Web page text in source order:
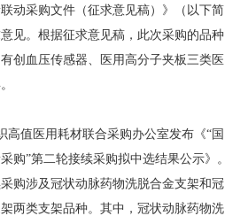
动采购文件（征求意见稿）》（以下简
见。根据征求意见稿，此次采购的品种
创血压传感器、医用高分子夹板三类医
值医用耗材联合采购办公室发布《“国
购”第二轮接续采购拟中选结果公示》。
购涉及冠状动脉药物洗脱合金支架和冠
两类支架品种。其中，冠状动脉药物洗